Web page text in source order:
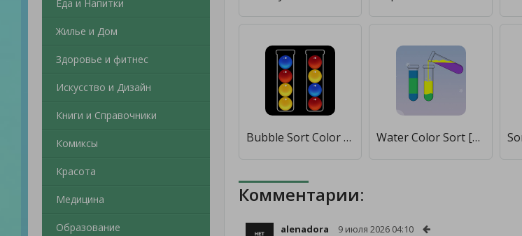
Еда и Напитки
Жилье и Дом
Здоровье и фитнес
Искусство и Дизайн
Книги и Справочники
Комиксы
Красота
Медицина
Образование
Bubble Sort Color Puzzle [Бесплатные покупки] Water Color Sort [Мод меню]
Комментарии:
alenadora 9 июля 2026 04:10